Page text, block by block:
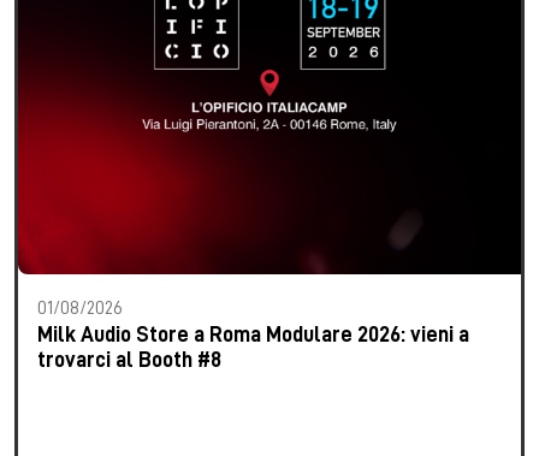
01/08/2026
Milk Audio Store a Roma Modulare 2026: vieni a
trovarci al Booth #8